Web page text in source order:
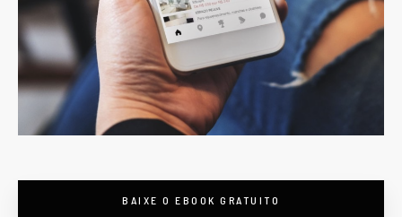
BAIXE O EBOOK GRATUITO